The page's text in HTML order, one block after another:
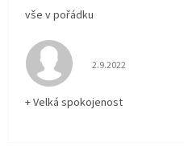
vše v pořádku
Hodnocení
2.9.2022
+ Velká spokojenost